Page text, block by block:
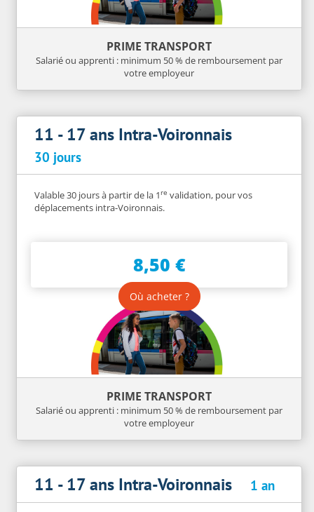
PRIME TRANSPORT
Salarié ou apprenti : minimum 50 % de remboursement par
votre employeur
11 - 17 ans Intra-Voironnais
30 jours
Valable 30 jours à partir de la 1re validation, pour vos
déplacements intra-Voironnais.
8,50 €
Où acheter ?
PRIME TRANSPORT
Salarié ou apprenti : minimum 50 % de remboursement par
votre employeur
11 - 17 ans Intra-Voironnais 1 an